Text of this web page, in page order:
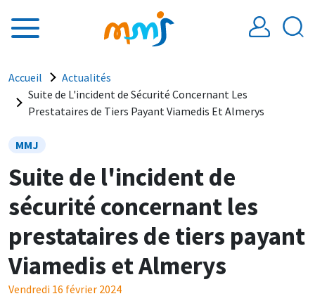
Fil d'Ariane
Accueil
Actualités
Suite de L'incident de Sécurité Concernant Les
Prestataires de Tiers Payant Viamedis Et Almerys
MMJ
Suite de l'incident de
sécurité concernant les
prestataires de tiers payant
Viamedis et Almerys
Vendredi 16 février 2024